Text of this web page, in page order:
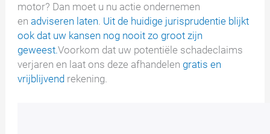
motor? Dan moet u nu actie ondernemen
enadviseren laten. Uit de huidige jurisprudentie blijkt
ook dat uw kansen nog nooit zo groot zijn
geweest.Voorkom dat uw potentiële schadeclaims
verjaren en laat ons deze afhandelen gratis en
vrijblijvend rekening.